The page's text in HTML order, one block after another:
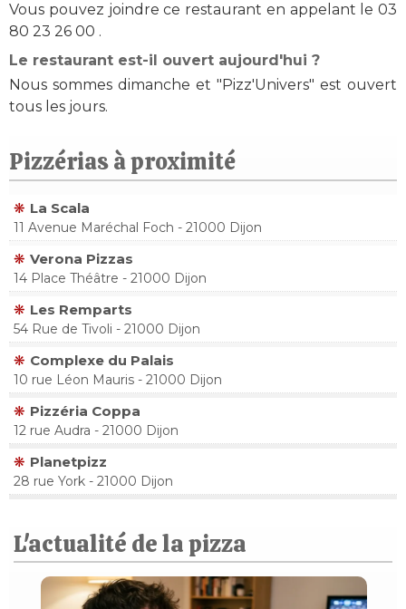
Vous pouvez joindre ce restaurant en appelant le 03
80 23 26 00 .
Le restaurant est-il ouvert aujourd'hui ?
Nous sommes dimanche et "Pizz'Univers" est ouvert
tous les jours.
Pizzérias à proximité
La Scala
11 Avenue Maréchal Foch - 21000 Dijon
Verona Pizzas
14 Place Théâtre - 21000 Dijon
Les Remparts
54 Rue de Tivoli - 21000 Dijon
Complexe du Palais
10 rue Léon Mauris - 21000 Dijon
Pizzéria Coppa
12 rue Audra - 21000 Dijon
Planetpizz
28 rue York - 21000 Dijon
L'actualité de la pizza